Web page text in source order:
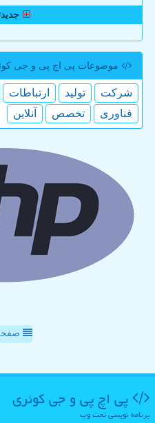
موضوعات پی اچ پی و جی
شركت تولید ارتباطات
فناوری
تخصص آنلاین
پی اچ پی و جی كوئری
برنامه نویسی تحت وب